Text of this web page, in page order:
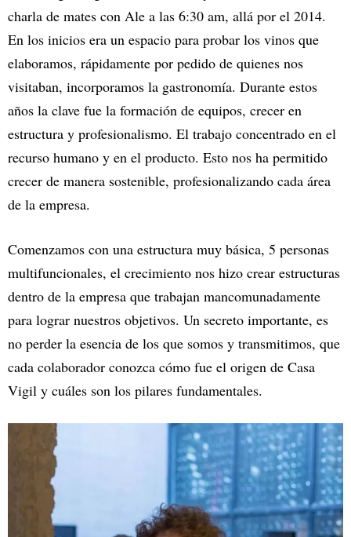
charla de mates con Ale a las 6:30 am, allá por el 2014.
En los inicios era un espacio para probar los vinos que
elaboramos, rápidamente por pedido de quienes nos
visitaban, incorporamos la gastronomía. Durante estos
años la clave fue la formación de equipos, crecer en
estructura y profesionalismo. El trabajo concentrado en el
recurso humano y en el producto. Esto nos ha permitido
crecer de manera sostenible, profesionalizando cada área
de la empresa.
Comenzamos con una estructura muy básica, 5 personas
multifuncionales, el crecimiento nos hizo crear estructuras
dentro de la empresa que trabajan mancomunadamente
para lograr nuestros objetivos. Un secreto importante, es
no perder la esencia de los que somos y transmitimos, que
cada colaborador conozca cómo fue el origen de Casa
Vigil y cuáles son los pilares fundamentales.